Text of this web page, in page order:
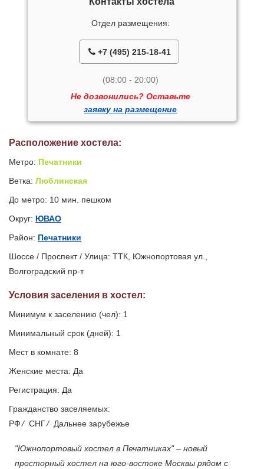
Отдел размещения:
+7 (495) 215-18-41
(08:00 - 20:00)
Не дозвонились? Оставьте
заявку на размещение
Расположение хостела:
Метро: Печатники
Ветка: Люблинская
До метро: 10 мин. пешком
Округ: ЮВАО
Район: Печатники
Шоссе / Проспект / Улица: ТТК, Южнопортовая ул.,
Волгоградский пр-т
Условия заселения в хостел:
Минимум к заселению (чел): 1
Минимальный срок (дней): 1
Мест в комнате: 8
Женские места: Да
Регистрация: Да
Гражданство заселяемых:
РФ/ СНГ/ Дальнее зарубежье
"Южнопортовый хостел в Печатниках" – новый
просторный хостел на юго-востоке Москвы рядом с